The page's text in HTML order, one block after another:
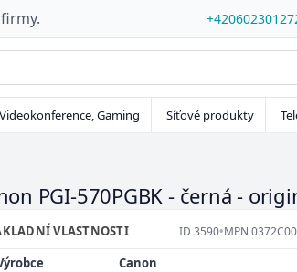
Videokonference, Gaming Síťové produkty
PGI-570PGBK - černá -
VLASTNOSTI ID 3590•MPN
Canon